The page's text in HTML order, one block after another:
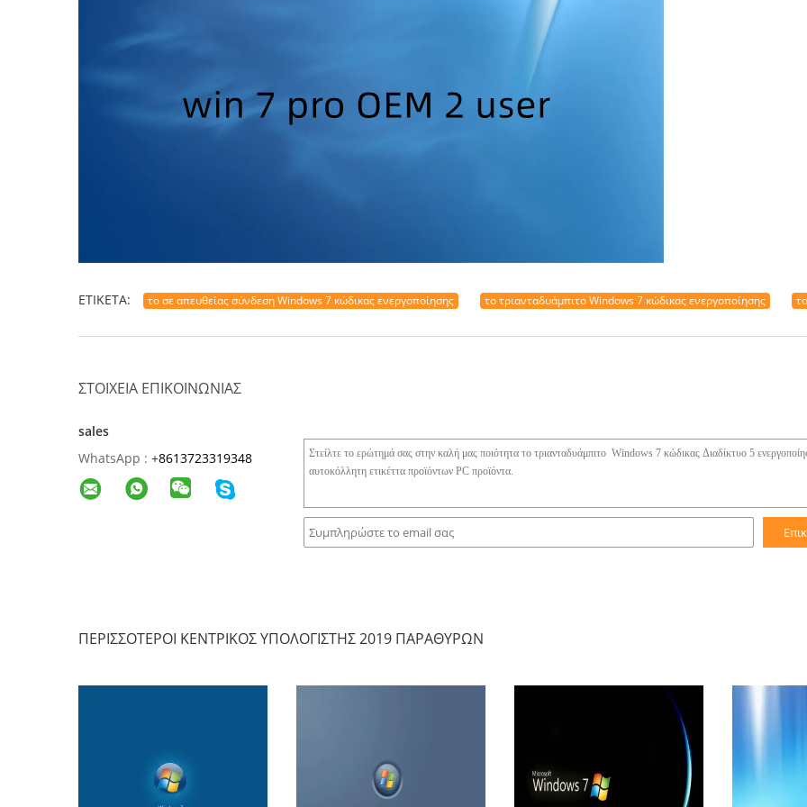
ΕΤΙΚΈΤΑ: το σε απευθείας σύνδεση Windows 7 κώδικας ενεργοποίησης το τριανταδυάμπιτο Windows 7 κώδικας ενεργοποίησης
ΣΤΟΙΧΕΊΑ ΕΠΙΚΟΙΝΩΝΊΑΣ
sales
WhatsApp : +8613723319348
ΠΕΡΙΣΣΌΤΕΡΟΙ ΚΕΝΤΡΙΚΌΣ ΥΠΟΛΟΓΙΣΤΉΣ 2019 ΠΑΡΑΘΎΡΩΝ